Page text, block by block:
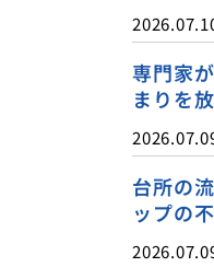
専門家
まりを
台所の
ップの